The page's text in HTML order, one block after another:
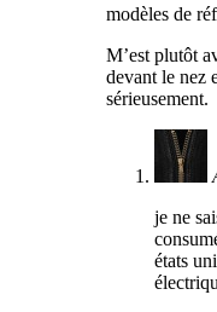
modèles de
M’est plutôt
devant le nez
sérieusement.
je ne
états